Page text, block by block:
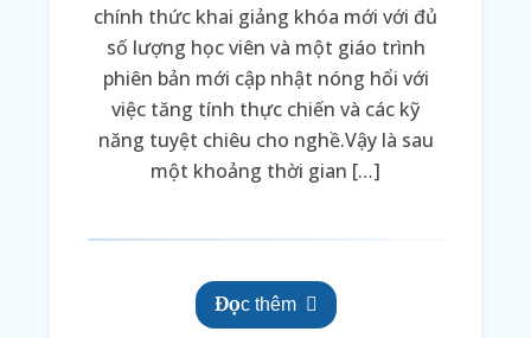
chính thức khai giảng khóa mới với đủ
số lượng học viên và một giáo trình
phiên bản mới cập nhật nóng hổi với
việc tăng tính thực chiến và các kỹ
năng tuyệt chiêu cho nghề.Vậy là sau
một khoảng thời gian […]
Đọc thêm